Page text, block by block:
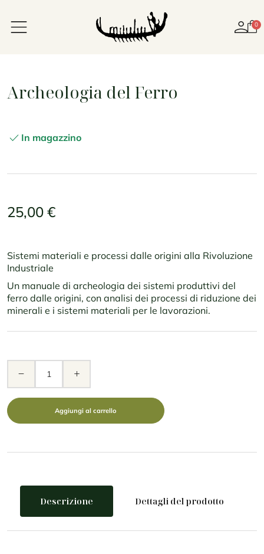
Archeologia del Ferro
check In magazzino
25,00 €
Sistemi materiali e processi dalle origini alla Rivoluzione
Industriale
Un manuale di archeologia dei sistemi produttivi del
ferro dalle origini, con analisi dei processi di riduzione dei
minerali e i sistemi materiali per le lavorazioni.
remove add
Aggiungi al carrello
Descrizione Dettagli del prodotto